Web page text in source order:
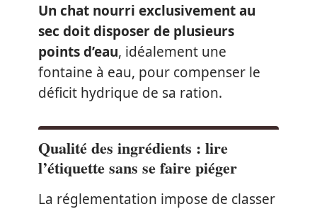
Un chat nourri exclusivement au
sec doit disposer de plusieurs
points d’eau, idéalement une
fontaine à eau, pour compenser le
déficit hydrique de sa ration.
Qualité des ingrédients : lire
l’étiquette sans se faire piéger
La réglementation impose de classer